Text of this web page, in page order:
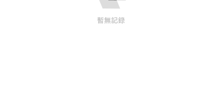
暫無記錄